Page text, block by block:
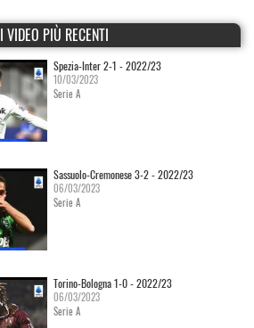
I VIDEO PIÙ RECENTI
Spezia-Inter 2-1 - 2022/23
10/03/2023
Serie A
Sassuolo-Cremonese 3-2 - 2022/23
06/03/2023
Serie A
Torino-Bologna 1-0 - 2022/23
06/03/2023
Serie A